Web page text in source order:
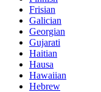
Frisian
Galician
Georgian
Gujarati
Haitian
Hausa
Hawaiian
Hebrew